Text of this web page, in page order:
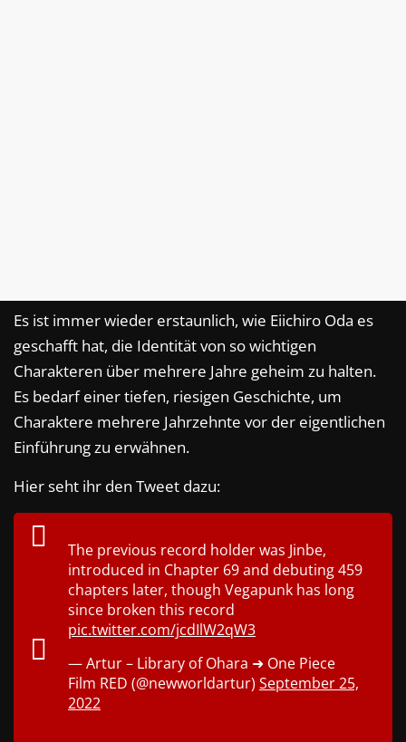
Es ist immer wieder erstaunlich, wie Eiichiro Oda es
geschafft hat, die Identität von so wichtigen
Charakteren über mehrere Jahre geheim zu halten.
Es bedarf einer tiefen, riesigen Geschichte, um
Charaktere mehrere Jahrzehnte vor der eigentlichen
Einführung zu erwähnen.
Hier seht ihr den Tweet dazu:
The previous record holder was Jinbe,
introduced in Chapter 69 and debuting 459
chapters later, though Vegapunk has long
since broken this record
pic.twitter.com/jcdIlW2qW3
— Artur – Library of Ohara ➜ One Piece
Film RED (@newworldartur) September 25,
2022